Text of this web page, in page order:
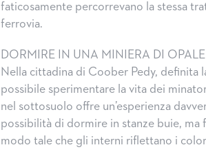
faticosamente percorrevano la stessa
ferrovia.
DORMIRE IN UNA MINIERA DI OPALE
Nella cittadina di Coober Pedy, definita
possibile sperimentare la vita dei
nel sottosuolo offre un’esperienza
possibilità di dormire in stanze buie, ma
modo tale che gli interni riflettano i